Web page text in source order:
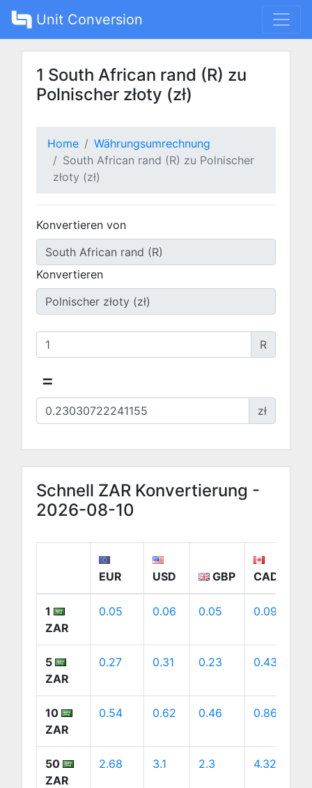
Unit Conversion
1 South African rand (R) zu
Polnischer złoty (zł)
Home
Währungsumrechnung
South African rand (R) zu Polnischer
złoty (zł)
Konvertieren von
Konvertieren
R
=
zł
Schnell ZAR Konvertierung -
2026-08-10
EUR USD GBP CAD
1
ZAR
0.05 0.06 0.05 0.09
5
ZAR
0.27 0.31 0.23 0.43
10
ZAR
0.54 0.62 0.46 0.86
50
ZAR
2.68 3.1 2.3 4.32